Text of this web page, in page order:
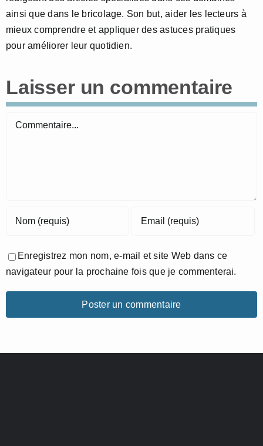
ainsi que dans le bricolage. Son but, aider les lecteurs à
mieux comprendre et appliquer des astuces pratiques
pour améliorer leur quotidien.
Laisser un commentaire
Commentaire
Enregistrez mon nom, e-mail et site Web dans ce
navigateur pour la prochaine fois que je commenterai.